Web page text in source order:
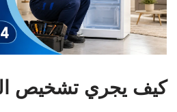
كيف يجري تشخيص